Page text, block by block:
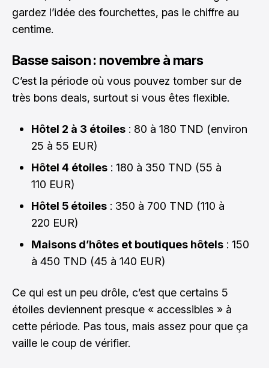
gardez l’idée des fourchettes, pas le chiffre au
centime.
Basse saison : novembre à mars
C’est la période où vous pouvez tomber sur de
très bons deals, surtout si vous êtes flexible.
Hôtel 2 à 3 étoiles : 80 à 180 TND (environ
25 à 55 EUR)
Hôtel 4 étoiles : 180 à 350 TND (55 à
110 EUR)
Hôtel 5 étoiles : 350 à 700 TND (110 à
220 EUR)
Maisons d’hôtes et boutiques hôtels : 150
à 450 TND (45 à 140 EUR)
Ce qui est un peu drôle, c’est que certains 5
étoiles deviennent presque « accessibles » à
cette période. Pas tous, mais assez pour que ça
vaille le coup de vérifier.